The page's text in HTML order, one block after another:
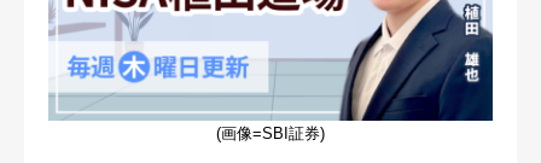
(画像=SBI証券)